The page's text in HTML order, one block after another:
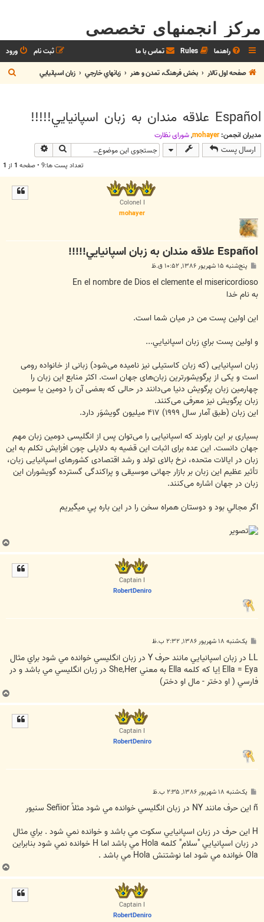
مرکز انجمنهای تخصصی
راهنما Rules تماس با ما ورود
ثبت نام
صفحه اول تالار
بخش فرهنگ، تمدن و هنر زبانهاي خارجي زبان اسپانيايي
س
Español علاقه مندان به زبان اسپانيايي!!!!!
مدیران انجمن: mohayer
,شوراي نظارت
ارسال پست جستجو
تعداد پست ها:9 • صفحه 1 از 1
Colonel I
mohayer
Español علاقه مندان به زبان اسپانيايي!!!!!
س
ت
پنج‌شنبه ۱۵ شهریور ۱۳۸۶, ۱۰:۵۲ ق.ظ
En el nombre de Dios el clemente el misericordioso
به نام خدا
اين اولين پست من در ميان شما است.
و اولين پست براي زبان اسپانيايي...
زبان اسپانیایی (که زبان کاستیلی نیز نامیده می‌‌شود) زبانی از خانواده رومی
است و یکی از پرگویشورترین زبان‌های جهان است. اکثر منابع این زبان را
چهارمین زبان پرگویش دنیا می‌‌دانند در حالی که بعضی آن را دومین یا سومین
زبان پرگویش نیز معرفی می‌‌کنند.
این زبان (طبق آمار سال ۱۹۹۹) ۴۱۷ میلیون گویشوَر دارد.
بسیاری بر این باورند که اسپانیایی را می‌‌توان پس از انگلیسی دومین زبان مهم
جهان دانست. این عده برای اثبات این قضیه به دلایلی چون افزایش تکلم به این
زبان در ایالات متحده، نرخ بالای تولد و رشد اقتصادی کشورهای اسپانیایی زبان،
تأثیر عظیم این زبان بر بازار جهانی موسیقی و پراکندگی گسترده گویشوران این
زبان در جهان اشاره می‌‌کنند.
اگر مجالي بود و دوستان همراه سخن را در اين باره پي ميگيريم
Captain I
RobertDeniro
ت
یک‌شنبه ۱۸ شهریور ۱۳۸۶, ۲:۳۲ ب.ظ
LL در زبان اسپانيايي مانند حرف Y در زبان انگليسي خوانده مي شود براي مثال
Ella = Eya اِيا كه كلمه Ella به معني She,Her در زبان انگليسي مي باشد و در
فارسي ( او دختر - مال او دختر)
Captain I
RobertDeniro
ت
یک‌شنبه ۱۸ شهریور ۱۳۸۶, ۲:۳۵ ب.ظ
ñ اين حرف مانند NY در زبان انگليسي خوانده مي شود مثلاً Señior سنيور
H اين حرف در زبان اسپانيايي سكوت مي باشد و خوانده نمي شود . براي مثال
در زبان اسپانيايي "سلام" كلمه Hola مي باشد اما H خوانده نمي شود بنابراين
Ola خوانده مي شود اما نوشتنش Hola مي باشد .
Captain I
RobertDeniro